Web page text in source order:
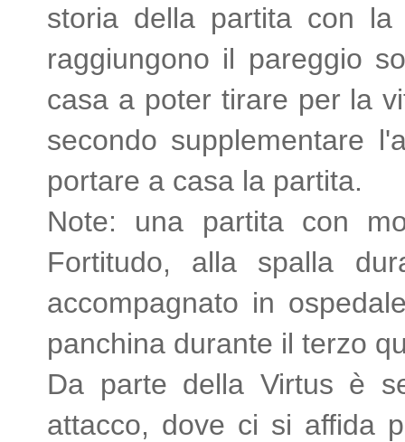
storia della partita con
raggiungono il pareggio
casa a poter tirare per la
secondo supplementare
portare a casa la partita.
Note: una partita con
Fortitudo, alla spalla
accompagnato in
panchina durante il terzo
Da parte della Virtus è
attacco, dove ci si affida